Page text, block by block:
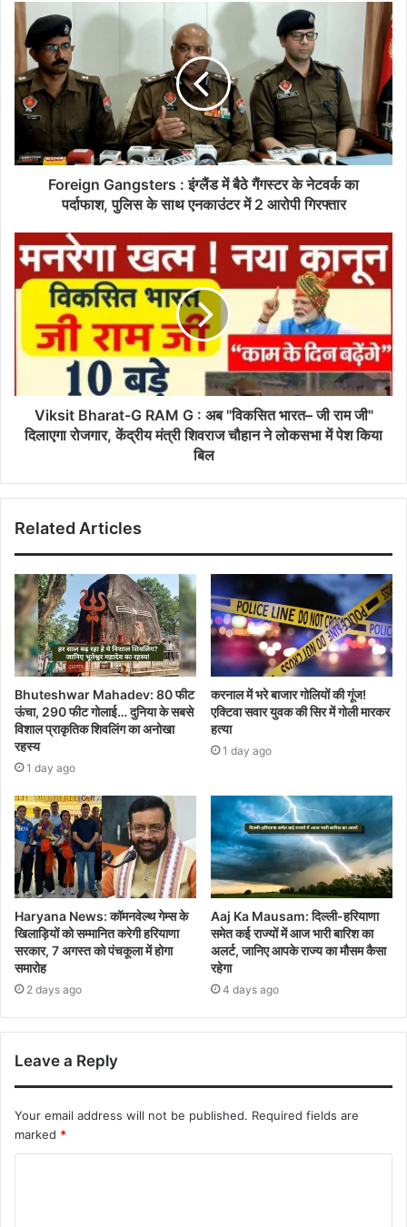
Foreign Gangsters : इंग्लैंड में बैठे गैंगस्टर के नेटवर्क का
पर्दाफाश, पुलिस के साथ एनकाउंटर में 2 आरोपी गिरफ्तार
Viksit Bharat-G RAM G : अब "विकसित भारत– जी राम जी"
दिलाएगा रोजगार, केंद्रीय मंत्री शिवराज चौहान ने लोकसभा में पेश किया
बिल
Related Articles
Bhuteshwar Mahadev: 80 फीट
ऊंचा, 290 फीट गोलाई… दुनिया के सबसे
विशाल प्राकृतिक शिवलिंग का अनोखा
रहस्य
1 day ago
करनाल में भरे बाजार गोलियों की गूंज!
एक्टिवा सवार युवक की सिर में गोली मारकर
हत्या
1 day ago
Haryana News: कॉमनवेल्थ गेम्स के
खिलाड़ियों को सम्मानित करेगी हरियाणा
सरकार, 7 अगस्त को पंचकूला में होगा
समारोह
2 days ago
Aaj Ka Mausam: दिल्ली-हरियाणा
समेत कई राज्यों में आज भारी बारिश का
अलर्ट, जानिए आपके राज्य का मौसम कैसा
रहेगा
4 days ago
Leave a Reply
Your email address will not be published. Required fields are
marked *